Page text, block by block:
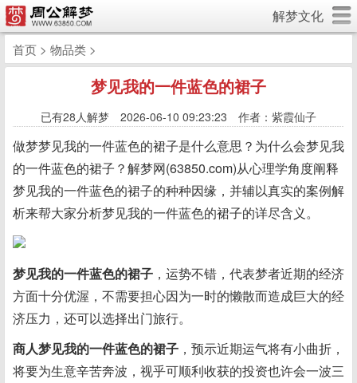
解梦文化
首页 > 物品类 >
梦见我的一件蓝色的裙子
已有28人解梦 2026-06-10 09:23:23 作者：紫霞仙子
做梦梦见我的一件蓝色的裙子是什么意思？为什么会梦见我
的一件蓝色的裙子？解梦网(63850.com)从心理学角度阐释
梦见我的一件蓝色的裙子的种种因缘，并辅以真实的案例解
析来帮大家分析梦见我的一件蓝色的裙子的详尽含义。
梦见我的一件蓝色的裙子 ，运势不错，代表梦者近期的经济
方面十分优渥，不需要担心因为一时的懒散而造成巨大的经
济压力，还可以选择出门旅行。
商人梦见我的一件蓝色的裙子 ，预示近期运气将有小曲折，
将要为生意辛苦奔波，视乎可顺利收获的投资也许会一波三